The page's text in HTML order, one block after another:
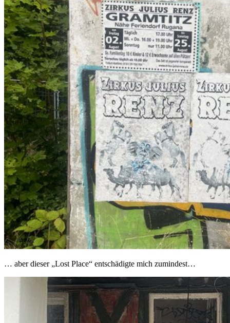
… aber dieser „Lost Place“ entschädigte mich zumindest…